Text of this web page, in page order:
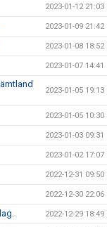
2023-01-12 21:03
2023-01-09 21:42
2023-01-08 18:52
2023-01-07 14:41
2023-01-05 19:13
2023-01-05 10:30
2023-01-03 09:31
2023-01-02 17:07
2022-12-31 09:50
2022-12-30 22:06
2022-12-29 18:49